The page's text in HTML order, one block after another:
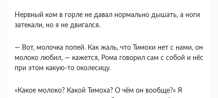
Нервный ком в горле не давал нормально дышать, а ноги
затекали, но я не двигался.
― Вот, молочка попей. Как жаль, что Тимохи нет с нами, он
молоко любил, ― кажется, Рома говорил сам с собой и нёс
при этом какую-то околесицу.
«Какое молоко? Какой Тимоха? О чём он вообще?» Я